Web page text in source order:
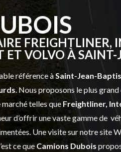
FREIGHTLINER,
ET VOLVO À
référence àSaint-Jean-
. Nous proposons le plus
telles que Freightliner,
d’offrir une vaste gamme de
Une visite sur notre site
ce que Camions Dubois